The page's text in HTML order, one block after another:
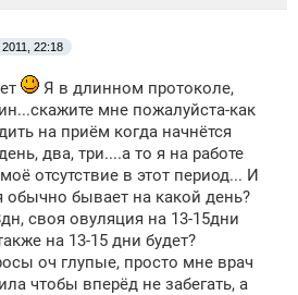
22:18
Я в длинном протоколе,
мне пожалуйста-как
на приём когда начнётся
два, три....а то я на работе
отсутствие в этот период... И
обычно бывает на какой день?
своя овуляция на 13-15дни
на 13-15 дни будет?
оч глупые, просто мне врач
чтобы вперёд не забегать, а